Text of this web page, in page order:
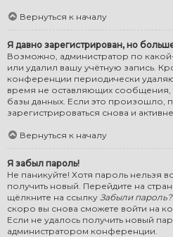
Вернуться к началу
Я давно зарегистрирован, но
Возможно, администратор по
или удалил вашу учётную запись.
конференции периодически
время не оставляющих сообщения,
базы данных. Если это произошло,
зарегистрироваться снова и
Вернуться к началу
Я забыл пароль!
Не паникуйте! Хотя пароль нельзя
получить новый. Перейдите на
щёлкните на ссылку Забыли пароль?
скоро вы снова сможете войти на
Если не удалось получить новый
администратором конференции.